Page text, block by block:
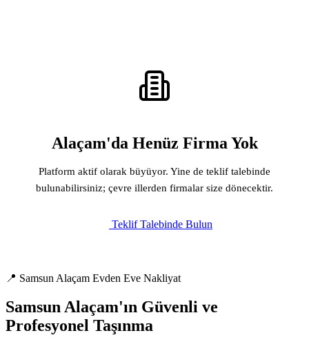
Alaçam'da Henüz Firma Yok
Platform aktif olarak büyüyor. Yine de teklif talebinde
bulunabilirsiniz; çevre illerden firmalar size dönecektir.
Teklif Talebinde Bulun
📍 Samsun Alaçam Evden Eve Nakliyat
Samsun Alaçam'ın Güvenli ve
Profesyonel Taşınma